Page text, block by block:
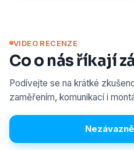
VIDEO RECENZE
Co o nás říkají
Podívejte se na krátké
zaměřením, komunikací i